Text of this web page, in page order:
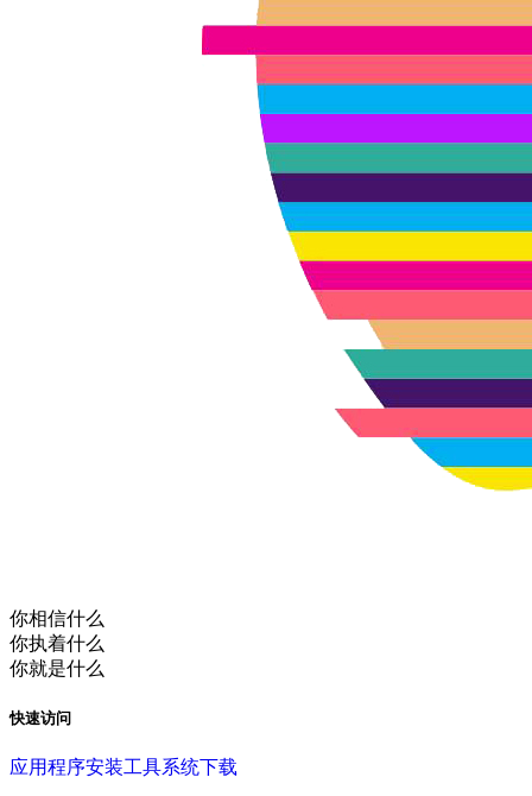
你相信什么
你执着什么
你就是什么
快速访问
应用程序安装工具系统下载